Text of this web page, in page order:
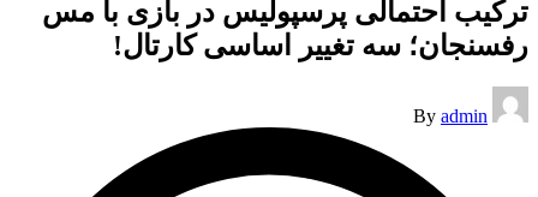
ترکیب احتمالی پرسپولیس در بازی با مس
رفسنجان؛ سه تغییر اساسی کارتال!
Posted
by
By admin